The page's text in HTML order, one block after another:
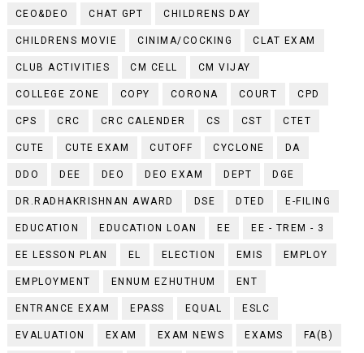
CEO&DEO CHAT GPT CHILDRENS DAY
CHILDRENS MOVIE CINIMA/COCKING CLAT EXAM
CLUB ACTIVITIES CM CELL CM VIJAY
COLLEGE ZONE COPY CORONA COURT CPD
CPS CRC CRC CALENDER CS CST CTET
CUTE CUTE EXAM CUTOFF CYCLONE DA
DDO DEE DEO DEO EXAM DEPT DGE
DR.RADHAKRISHNAN AWARD DSE DTED E-FILING
EDUCATION EDUCATION LOAN EE EE - TREM - 3
EE LESSON PLAN EL ELECTION EMIS EMPLOY
EMPLOYMENT ENNUM EZHUTHUM ENT
ENTRANCE EXAM EPASS EQUAL ESLC
EVALUATION EXAM EXAM NEWS EXAMS FA(B)